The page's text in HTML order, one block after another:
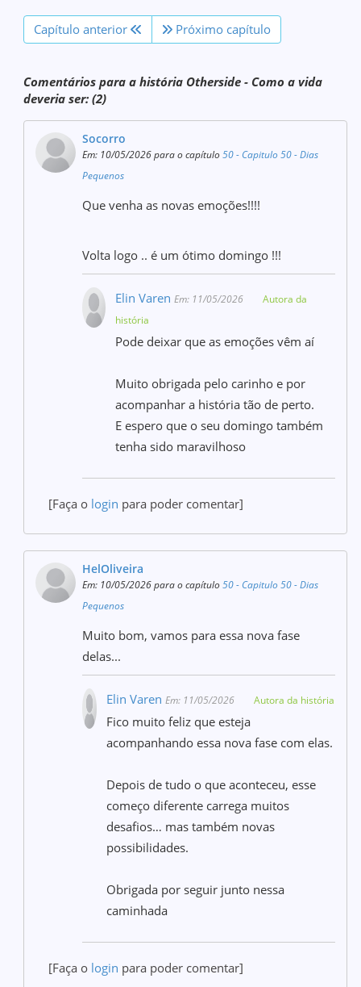
Capítulo anterior Próximo capítulo
Comentários para a história Otherside - Como a vida
deveria ser: (2)
Socorro
Em: 10/05/2026 para o capítulo50 - Capitulo 50 - Dias
Pequenos
Que venha as novas emoções!!!!
Volta logo .. é um ótimo domingo !!!
Elin Varen Em: 11/05/2026
Autora da
história
Pode deixar que as emoções vêm aí
Muito obrigada pelo carinho e por
acompanhar a história tão de perto.
E espero que o seu domingo também
tenha sido maravilhoso
[Faça o login para poder comentar]
HelOliveira
Em: 10/05/2026 para o capítulo50 - Capitulo 50 - Dias
Pequenos
Muito bom, vamos para essa nova fase
delas...
Elin Varen Em: 11/05/2026 Autora da história
Fico muito feliz que esteja
acompanhando essa nova fase com elas.
Depois de tudo o que aconteceu, esse
começo diferente carrega muitos
desafios… mas também novas
possibilidades.
Obrigada por seguir junto nessa
caminhada
[Faça o login para poder comentar]